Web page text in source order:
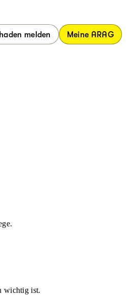
melden Meine ARAG
wichtig ist.